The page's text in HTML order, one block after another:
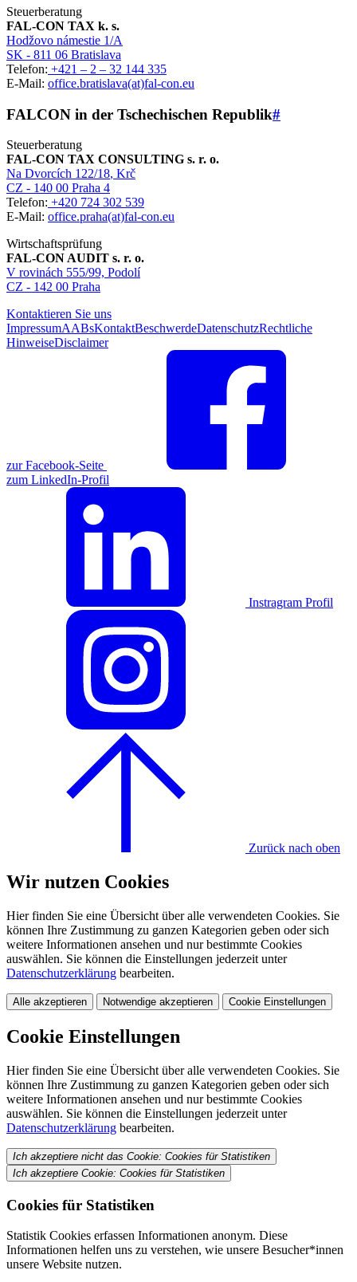
Steuerberatung
FAL-CON TAX k. s.
Hodžovo námestie 1/A
SK - 811 06 Bratislava
Telefon: +421 – 2 – 32 144 335
E-Mail: office.bratislava(at)fal-con.eu
FALCON in der Tschechischen Republik#
Steuerberatung
FAL-CON TAX CONSULTING s. r. o.
Na Dvorcích 122/18, Krč
CZ - 140 00 Praha 4
Telefon: +420 724 302 539
E-Mail: office.praha(at)fal-con.eu
Wirtschaftsprüfung
FAL-CON AUDIT s. r. o.
V rovinách 555/99, Podolí
CZ - 142 00 Praha
Kontaktieren Sie uns
ImpressumAABsKontaktBeschwerdeDatenschutzRechtliche
HinweiseDisclaimer
zur Facebook-Seite
zum LinkedIn-Profil
Instragram Profil
Zurück nach oben
Wir nutzen Cookies
Hier finden Sie eine Übersicht über alle verwendeten Cookies. Sie
können Ihre Zustimmung zu ganzen Kategorien geben oder sich
weitere Informationen ansehen und nur bestimmte Cookies
auswählen. Sie können die Einstellungen jederzeit unter
Datenschutzerklärung bearbeiten.
Alle akzeptieren Notwendige akzeptieren Cookie Einstellungen
Cookie Einstellungen
Hier finden Sie eine Übersicht über alle verwendeten Cookies. Sie
können Ihre Zustimmung zu ganzen Kategorien geben oder sich
weitere Informationen ansehen und nur bestimmte Cookies
auswählen. Sie können die Einstellungen jederzeit unter
Datenschutzerklärung bearbeiten.
Ich akzeptiere nicht das Cookie: Cookies für Statistiken
Ich akzeptiere Cookie: Cookies für Statistiken
Cookies für Statistiken
Statistik Cookies erfassen Informationen anonym. Diese
Informationen helfen uns zu verstehen, wie unsere Besucher*innen
unsere Website nutzen.